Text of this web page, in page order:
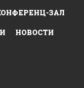
ЗАЛ
НОВОСТИ